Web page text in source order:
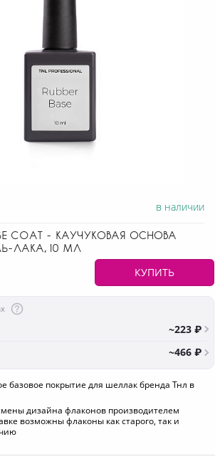
в наличии
COAT - КАУЧУКОВАЯ ОСНОВА
ЛАКА, 10 МЛ
КУПИТЬ
~223 ₽
~466 ₽
базовое покрытие для шеллак бренда Тнл в
дизайна флаконов производителем
возможны флаконы как старого, так и